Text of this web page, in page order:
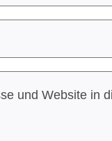
und Website in